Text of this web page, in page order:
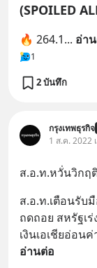
(SPOILED
🔥 264.1... อ่า
1
2 บันทึก
กรุงเทพธุรกิจ
1 ส.ค. 2022
ส.อ.ท.หวั่นวิกฤ
ส.อ.ท.เตือนรับ
ถดถอย สหรัฐเ
เงินเอเชียอ่อน
อ่านต่อ